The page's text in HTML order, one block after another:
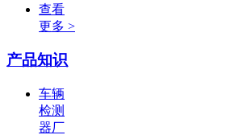
查看
更多 >
产品知识
车辆
检测
器厂